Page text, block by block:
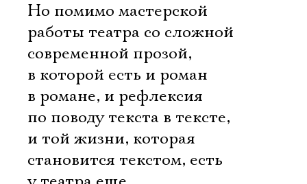
Но помимо мастерской
работы театра со сложной
современной прозой,
в которой есть и роман
в романе, и рефлексия
по поводу текста в тексте,
и той жизни, которая
становится текстом, есть